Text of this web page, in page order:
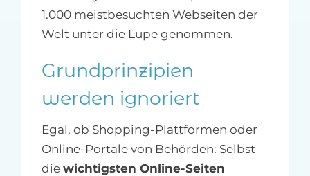
1.000 meistbesuchten Webseiten der
Welt unter die Lupe genommen.
Grundprinzipien
werden ignoriert
Egal, ob Shopping-Plattformen oder
Online-Portale von Behörden: Selbst
die wichtigsten Online-Seiten